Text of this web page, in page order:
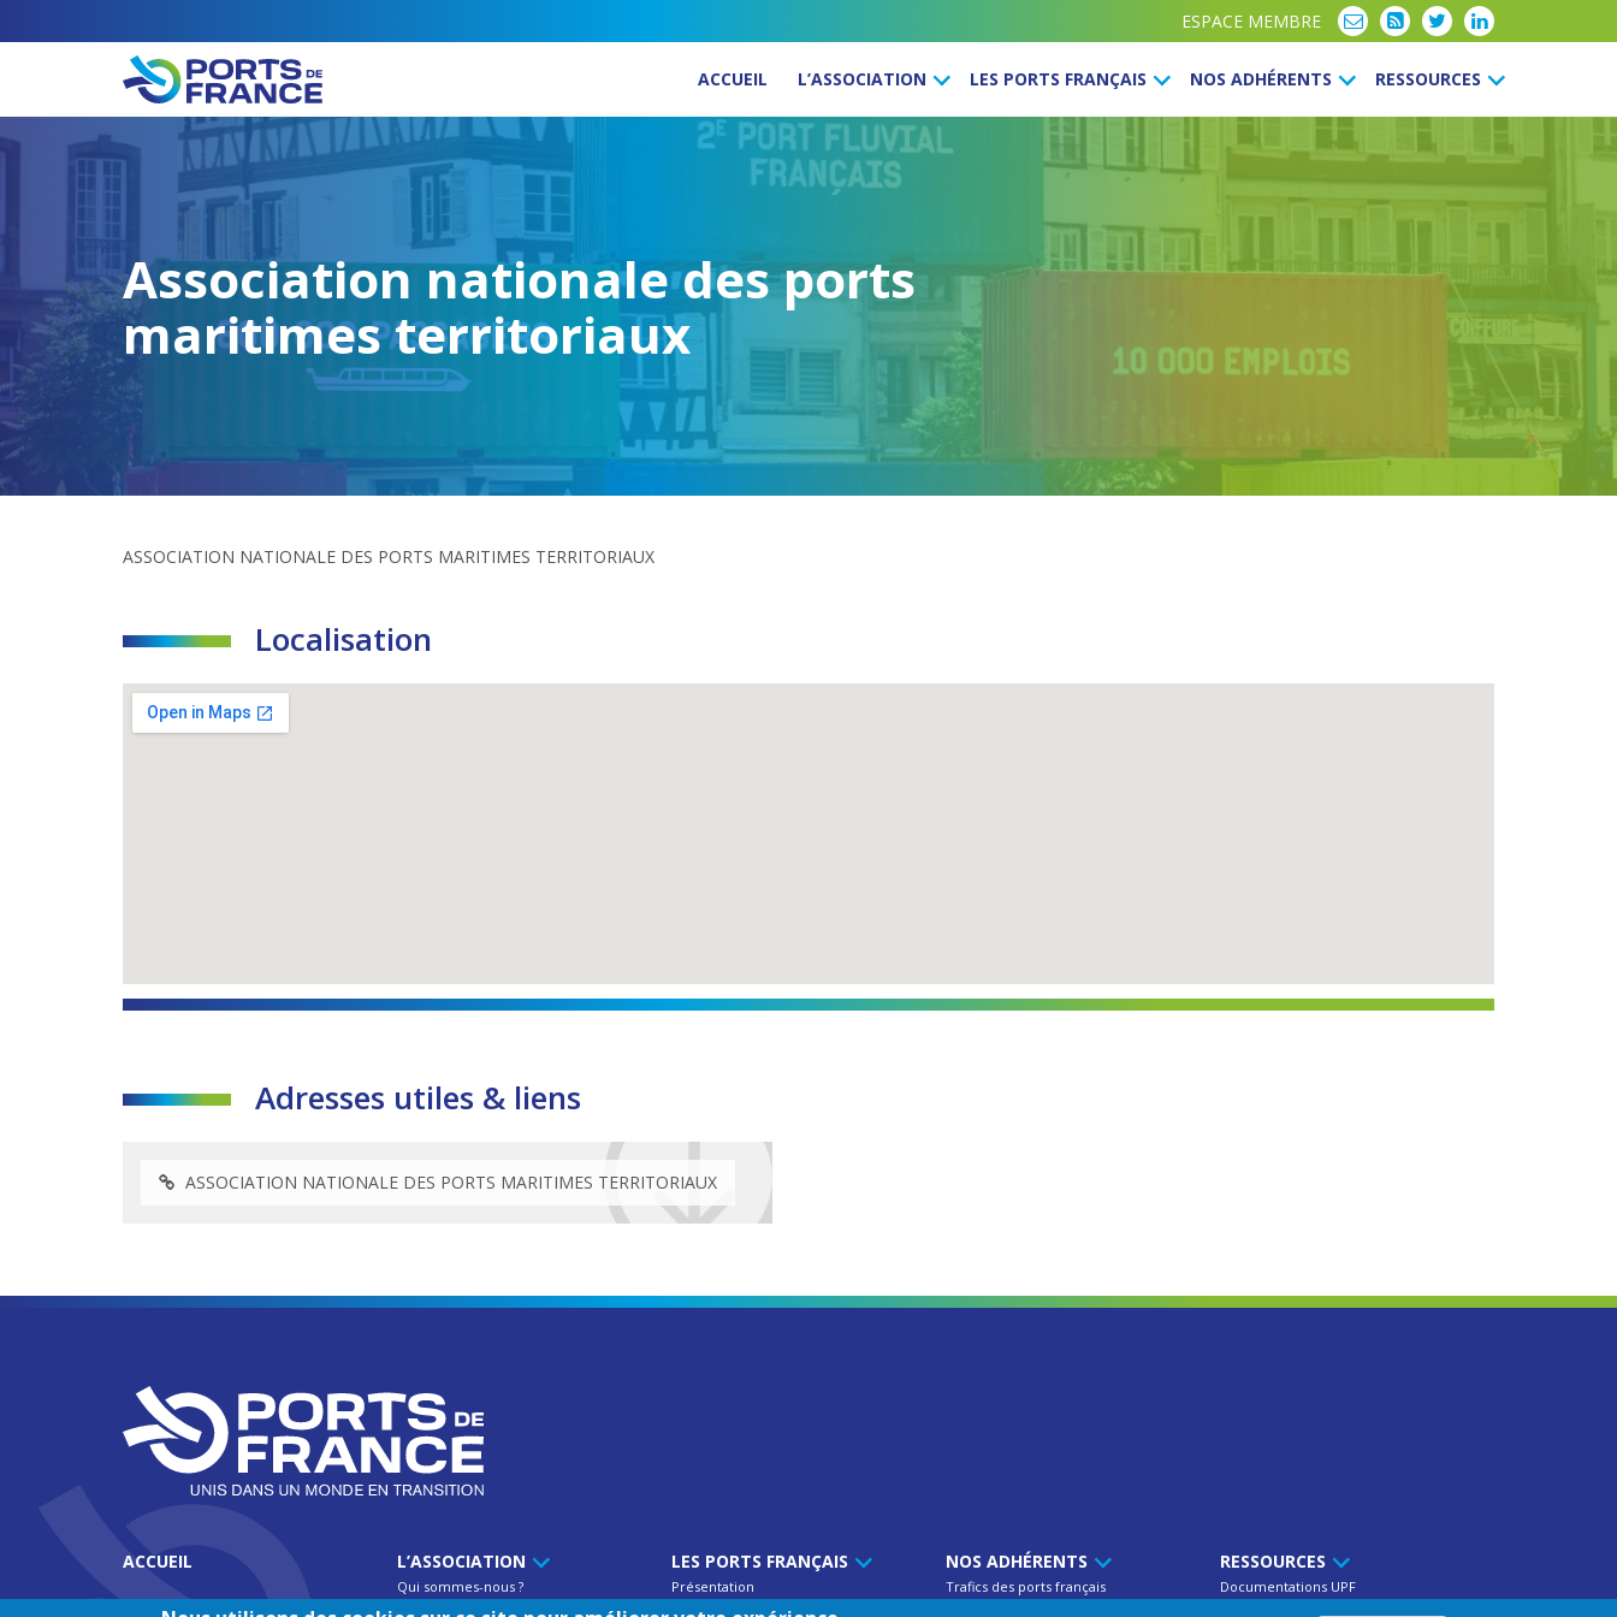
ESPACE MEMBRE
ACCUEIL L’ASSOCIATION LES PORTS FRANÇAIS NOS ADHÉRENTS RESSOURCES
Association nationale des ports
maritimes territoriaux
ASSOCIATION NATIONALE DES PORTS MARITIMES TERRITORIAUX
Localisation
Adresses utiles & liens
ASSOCIATION NATIONALE DES PORTS MARITIMES TERRITORIAUX
ACCUEIL L’ASSOCIATION
Qui sommes-nous ?
Fonctionnement de l'UPF
LES PORTS FRANÇAIS
Présentation
Atouts
NOS ADHÉRENTS
Trafics des ports français
RESSOURCES
Documentations UPF